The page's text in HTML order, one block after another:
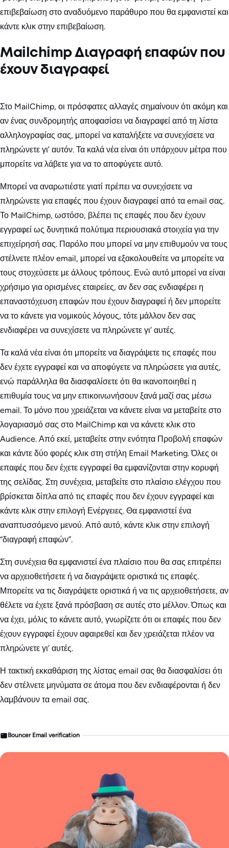
επιβεβαίωση στο αναδυόμενο παράθυρο που θα εμφανιστεί και
κάντε κλικ στην επιβεβαίωση.
Mailchimp Διαγραφή επαφών που
έχουν διαγραφεί
Στο MailChimp, οι πρόσφατες αλλαγές σημαίνουν ότι ακόμη και
αν ένας συνδρομητής αποφασίσει να διαγραφεί από τη λίστα
αλληλογραφίας σας, μπορεί να καταλήξετε να συνεχίσετε να
πληρώνετε γι’ αυτόν. Τα καλά νέα είναι ότι υπάρχουν μέτρα που
μπορείτε να λάβετε για να το αποφύγετε αυτό.
Μπορεί να αναρωτιέστε γιατί πρέπει να συνεχίσετε να
πληρώνετε για επαφές που έχουν διαγραφεί από τα email σας.
Το MailChimp, ωστόσο, βλέπει τις επαφές που δεν έχουν
εγγραφεί ως δυνητικά πολύτιμα περιουσιακά στοιχεία για την
επιχείρησή σας. Παρόλο που μπορεί να μην επιθυμούν να τους
στέλνετε πλέον email, μπορεί να εξακολουθείτε να μπορείτε να
τους στοχεύσετε με άλλους τρόπους. Ενώ αυτό μπορεί να είναι
χρήσιμο για ορισμένες εταιρείες, αν δεν σας ενδιαφέρει η
επαναστόχευση επαφών που έχουν διαγραφεί ή δεν μπορείτε
να το κάνετε για νομικούς λόγους, τότε μάλλον δεν σας
ενδιαφέρει να συνεχίσετε να πληρώνετε γι’ αυτές.
Τα καλά νέα είναι ότι μπορείτε να διαγράψετε τις επαφές που
δεν έχετε εγγραφεί και να αποφύγετε να πληρώσετε για αυτές,
ενώ παράλληλα θα διασφαλίσετε ότι θα ικανοποιηθεί η
επιθυμία τους να μην επικοινωνήσουν ξανά μαζί σας μέσω
email. Το μόνο που χρειάζεται να κάνετε είναι να μεταβείτε στο
λογαριασμό σας στο MailChimp και να κάνετε κλικ στο
Audience. Από εκεί, μεταβείτε στην ενότητα Προβολή επαφών
και κάντε δύο φορές κλικ στη στήλη Email Marketing. Όλες οι
επαφές που δεν έχετε εγγραφεί θα εμφανίζονται στην κορυφή
της σελίδας. Στη συνέχεια, μεταβείτε στο πλαίσιο ελέγχου που
βρίσκεται δίπλα από τις επαφές που δεν έχουν εγγραφεί και
κάντε κλικ στην επιλογή Ενέργειες. Θα εμφανιστεί ένα
αναπτυσσόμενο μενού. Από αυτό, κάντε κλικ στην επιλογή
“διαγραφή επαφών”.
Στη συνέχεια θα εμφανιστεί ένα πλαίσιο που θα σας επιτρέπει
να αρχειοθετήσετε ή να διαγράψετε οριστικά τις επαφές.
Μπορείτε να τις διαγράψετε οριστικά ή να τις αρχειοθετήσετε, αν
θέλετε να έχετε ξανά πρόσβαση σε αυτές στο μέλλον. Όπως και
να έχει, μόλις το κάνετε αυτό, γνωρίζετε ότι οι επαφές που δεν
έχουν εγγραφεί έχουν αφαιρεθεί και δεν χρειάζεται πλέον να
πληρώνετε γι’ αυτές.
Η τακτική εκκαθάριση της λίστας email σας θα διασφαλίσει ότι
δεν στέλνετε μηνύματα σε άτομα που δεν ενδιαφέρονται ή δεν
λαμβάνουν τα email σας.
Bouncer Email verification